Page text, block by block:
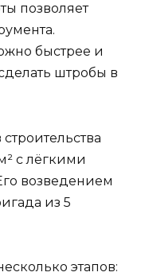
позволяет
быстрее и
штробы в
с лёгкими
возведением
из 5
этапов: